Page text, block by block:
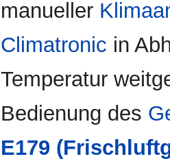
manueller
Climatronic in
Temperatur
Bedienung des
E179